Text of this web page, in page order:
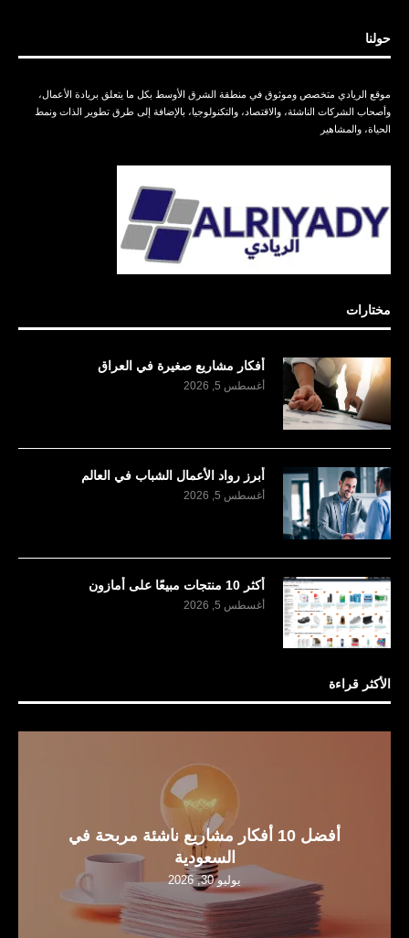
حولنا
موقع الريادي متخصص وموثوق في منطقة الشرق الأوسط بكل ما يتعلق بريادة الأعمال،
وأصحاب الشركات الناشئة، والاقتصاد، والتكنولوجيا، بالإضافة إلى طرق تطوير الذات ونمط
الحياة، والمشاهير
مختارات
أفكار مشاريع صغيرة في العراق
أغسطس 5, 2026
أبرز رواد الأعمال الشباب في العالم
أغسطس 5, 2026
أكثر 10 منتجات مبيعًا على أمازون
أغسطس 5, 2026
الأكثر قراءة
أفضل 10 أفكار مشاريع ناشئة مربحة في
السعودية
يوليو 30, 2026